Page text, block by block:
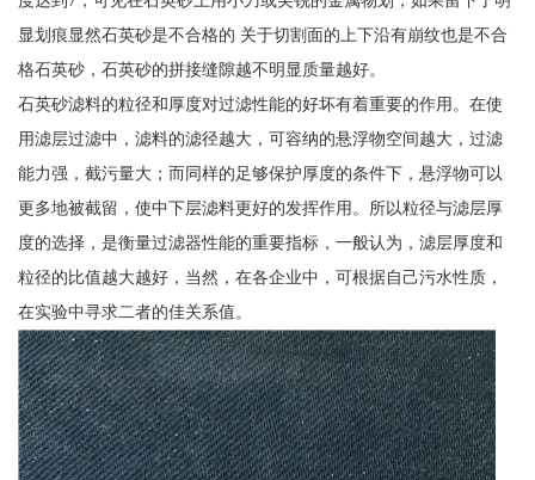
显划痕显然石英砂是不合格的 关于切割面的上下沿有崩纹也是不合
格石英砂，石英砂的拼接缝隙越不明显质量越好。
石英砂滤料的粒径和厚度对过滤性能的好坏有着重要的作用。在使
用滤层过滤中，滤料的滤径越大，可容纳的悬浮物空间越大，过滤
能力强，截污量大；而同样的足够保护厚度的条件下，悬浮物可以
更多地被截留，使中下层滤料更好的发挥作用。所以粒径与滤层厚
度的选择，是衡量过滤器性能的重要指标，一般认为，滤层厚度和
粒径的比值越大越好，当然，在各企业中，可根据自己污水性质，
在实验中寻求二者的佳关系值。